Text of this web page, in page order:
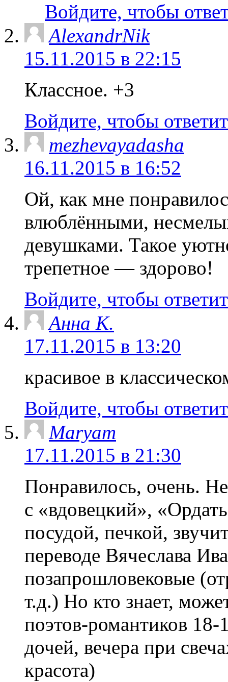
Войдите, чтобы
AlexandrNik
15.11.2015 в 22:15
Классное. +3
Войдите, чтобы
mezhevayadasha
16.11.2015 в 16:52
Ой, как мне
влюблёнными,
девушками. Такое
трепетное — здорово!
Войдите, чтобы
Анна К.
17.11.2015 в 13:20
красивое в
Войдите, чтобы
Maryam
17.11.2015 в 21:30
Понравилось, очень.
с «вдовецкий»,
посудой, печкой,
переводе Вячеслава
позапрошловековые
т.д.) Но кто знает,
поэтов-романтиков 18-
дочей, вечера при
красота)